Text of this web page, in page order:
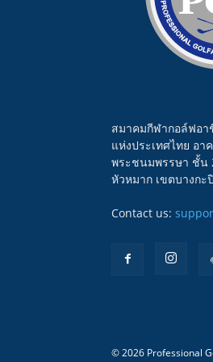
สมาคมกีฬากอล์ฟอา
แห่งประเทศไทย อา
พระชนมพรรษา ชั้น
หัวหมาก เขตบางกะ
Contact us:
© 2026 Professional